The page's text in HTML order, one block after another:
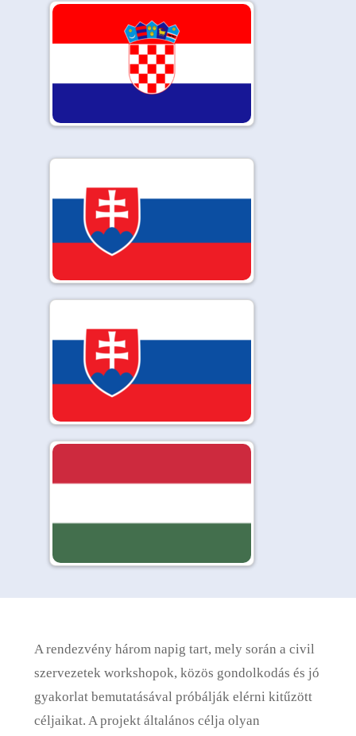
A rendezvény három napig tart, mely során a civil
szervezetek workshopok, közös gondolkodás és jó
gyakorlat bemutatásával próbálják elérni kitűzött
céljaikat. A projekt általános célja olyan